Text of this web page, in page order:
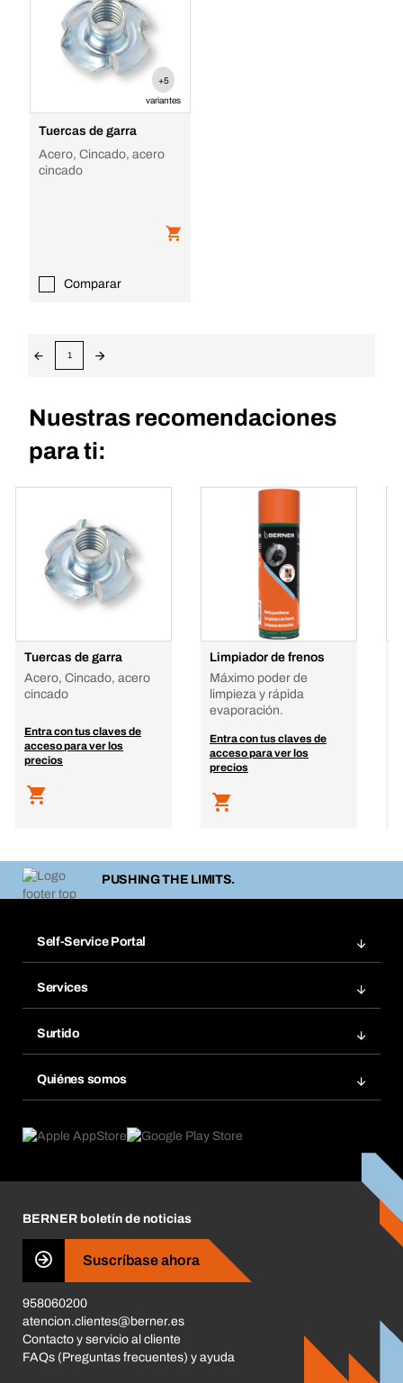
+5
variantes
Tuercas de garra
Acero, Cincado, acero
cincado
Comparar
1
Nuestras recomendaciones
para ti:
Tuercas de garra
Acero, Cincado, acero
cincado
Entra con tus claves de
acceso para ver los
precios
Limpiador de frenos
Máximo poder de
limpieza y rápida
evaporación.
Entra con tus claves de
acceso para ver los
precios
PUSHING THE LIMITS.
Self-Service Portal
Grupos Favoritos
Repetir pedido
Pedidos programados
Services
Gestión Química
eProcurement
Buscadores de productos
Surtido
Quiénes somos
Lo que nos mueve
Tiendas BERNER
Business Conduct
BERNER boletín de noticias
Suscríbase ahora
958060200
atencion.clientes@berner.es
Contacto y servicio al cliente
FAQs (Preguntas frecuentes) y ayuda